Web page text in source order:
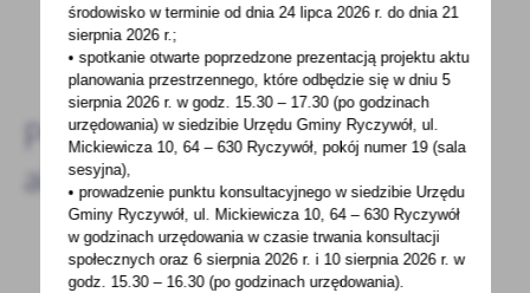
DODAJ KOMENTARZ
Pozostałe
aktualności
13 - 04 - 2021
środowisko w terminie od dnia 24 lipca 2026 r. do dnia 21
sierpnia 2026 r.;
• spotkanie otwarte poprzedzone prezentacją projektu aktu
planowania przestrzennego, które odbędzie się w dniu 5
sierpnia 2026 r.w godz. 15.30 – 17.30 (po godzinach
urzędowania) w siedzibie Urzędu Gminy Ryczywół, ul.
Mickiewicza 10, 64 – 630 Ryczywół, pokójnumer 19 (sala
sesyjna),
• prowadzenie punktu konsultacyjnego w siedzibie Urzędu
Gminy Ryczywół, ul. Mickiewicza 10, 64 – 630 Ryczywół
w godzinachurzędowania w czasie trwania konsultacji
społecznych oraz 6 sierpnia 2026 r. i 10 sierpnia 2026 r. w
godz. 15.30 – 16.30 (po godzinachurzędowania).